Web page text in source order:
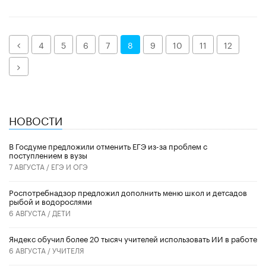
Назад
4 5 6 7 8 9 10 11
12
Далее
НОВОСТИ
В Госдуме предложили отменить ЕГЭ из-за проблем с
поступлением в вузы
7 АВГУСТА / ЕГЭ И ОГЭ
Роспотребнадзор предложил дополнить меню школ и детсадов
рыбой и водорослями
6 АВГУСТА / ДЕТИ
​Яндекс обучил более 20 тысяч учителей использовать ИИ в работе
6 АВГУСТА /УЧИТЕЛЯ